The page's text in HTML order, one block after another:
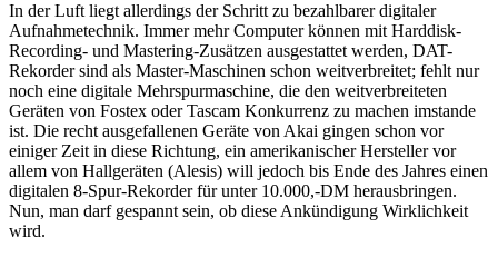
In der Luft liegt allerdings der Schritt zu bezahlbarer digitaler
Aufnahmetechnik. Immer mehr Computer können mit Harddisk-
Recording- und Mastering-Zusätzen ausgestattet werden, DAT-
Rekorder sind als Master-Maschinen schon weitverbreitet; fehlt nur
noch eine digitale Mehrspurmaschine, die den weitverbreiteten
Geräten von Fostex oder Tascam Konkurrenz zu machen imstande
ist. Die recht ausgefallenen Geräte von Akai gingen schon vor
einiger Zeit in diese Richtung, ein amerikanischer Hersteller vor
allem von Hallgeräten (Alesis) will jedoch bis Ende des Jahres einen
digitalen 8-Spur-Rekorder für unter 10.000,-DM herausbringen.
Nun, man darf gespannt sein, ob diese Ankündigung Wirklichkeit
wird.